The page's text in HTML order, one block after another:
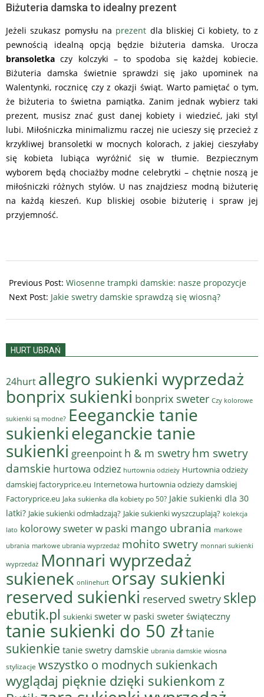
Biżuteria damska to idealny prezent
Jeżeli szukasz pomysłu na prezent dla bliskiej Ci kobiety, to z
pewnością idealną opcją będzie biżuteria damska. Urocza
bransoletka czy kolczyki – to spodoba się każdej kobiecie.
Biżuteria damska świetnie sprawdzi się jako upominek na
Walentynki, rocznicę czy z okazji świąt. Warto pamiętać o tym,
że biżuteria to świetna pamiątka. Zanim jednak wybierz taki
prezent, musisz znać gust danej kobiety i wiedzieć, jaki styl
lubi. Miłośniczka minimalizmu raczej nie ucieszy się przecież z
krzykliwej bransoletki w mocnych kolorach, z jakiej cieszyłaby
się kobieta lubiąca wyróżnić się w tłumie. Bezpiecznym
wyborem będą chociażby modne celebrytki – chętnie noszą je
miłośniczki różnych stylów. U nas znajdziesz modną biżuterię
na każdą kieszeń. Kup bliskiej osobie biżuterię i spraw jej
przyjemność.
03-
23
Previous Post: Wiosenne trampki damskie: nasze propozycje
Next Post: Jakie swetry damskie sprawdzą się wiosną?
HURT UBRAŃ
24hurt allegro sukienki wyprzedaż
bonprix sukienki bonprix sweter Czy kolorowe
sukienki są modne? Eeeganckie tanie
sukienkieleganckie tanie
sukienki greenpoint h & m swetry hm swetry
damskie hurtowa odziez hurtownia odzieży Hurtownia odzieży
damskiej factoryprice.eu Internetowa hurtownia odzieży damskiej
Factoryprice.eu Jaka sukienka dla kobiety po 50? Jakie sukienki dla 30
latki? Jakie sukienki odmładzają? Jakie sukienki wyszczuplają? kolekcja
lato kolorowy sweter w paski mango ubrania markowe
ubrania markowe ubrania wyprzedaż mohito swetry monnari sukienki
wyprzedaż Monnari wyprzedaż
sukienek onlinehurt orsay sukienki
reserved sukienki reserved swetry sklep
ebutik.pl sukienki sweter w paski sweter świąteczny
tanie sukienki do 50 złtanie
sukienkie tanie swetry damskie ubrania damskie wiosna
stylizacje wszystko o modnych sukienkach
wyglądaj pięknie dzięki sukienkom z